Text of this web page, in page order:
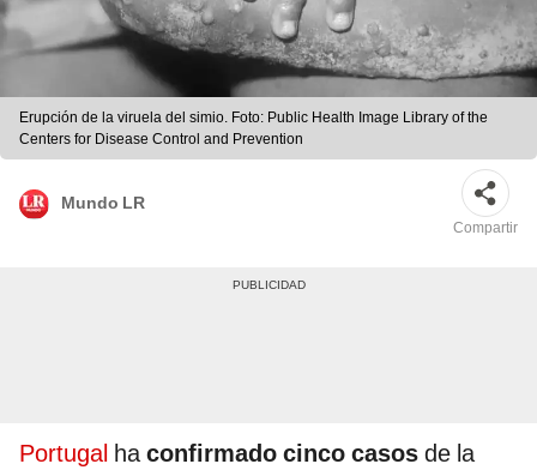
Erupción de la viruela del simio. Foto: Public Health Image Library of the
Centers for Disease Control and Prevention
Mundo LR
Compartir
Portugal haconfirmado cinco casos de la